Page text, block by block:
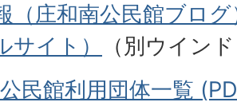
（庄和南公民館ブロ
イト）
（別ウイン
民館利用団体一覧